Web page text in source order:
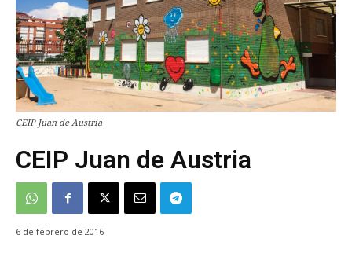
CEIP Juan de Austria
CEIP Juan de Austria
6 de febrero de 2016